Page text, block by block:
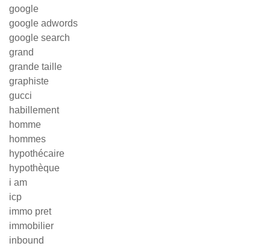
google
google adwords
google search
grand
grande taille
graphiste
gucci
habillement
homme
hommes
hypothécaire
hypothèque
i am
icp
immo pret
immobilier
inbound